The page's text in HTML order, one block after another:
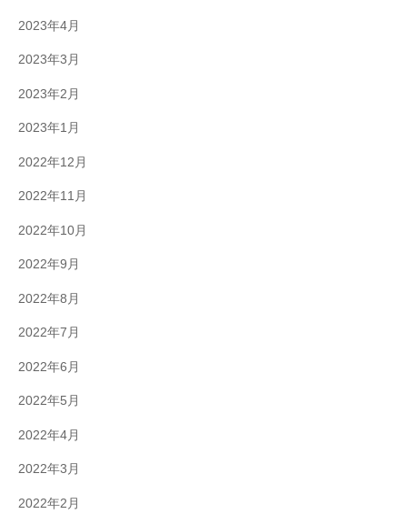
2023年4月
2023年3月
2023年2月
2023年1月
2022年12月
2022年11月
2022年10月
2022年9月
2022年8月
2022年7月
2022年6月
2022年5月
2022年4月
2022年3月
2022年2月